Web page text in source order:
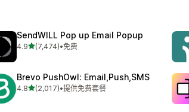
SendWILL Pop up Email Popup
4.9星（满分 5 星）
(7,474)
总共 7474 条评论
•免费
Brevo PushOwl: Email,Push,SMS
4.8星（满分 5 星）
(2,017)
总共 2017 条评论
•提供免费套餐